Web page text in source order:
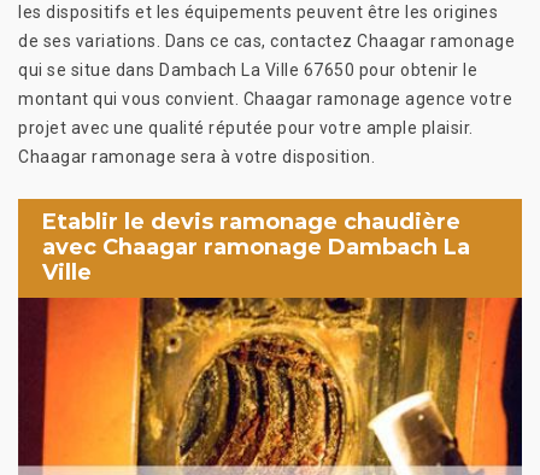
les dispositifs et les équipements peuvent être les origines
de ses variations. Dans ce cas, contactez Chaagar ramonage
qui se situe dans Dambach La Ville 67650 pour obtenir le
montant qui vous convient. Chaagar ramonage agence votre
projet avec une qualité réputée pour votre ample plaisir.
Chaagar ramonage sera à votre disposition.
Etablir le devis ramonage chaudière
avec Chaagar ramonage Dambach La
Ville